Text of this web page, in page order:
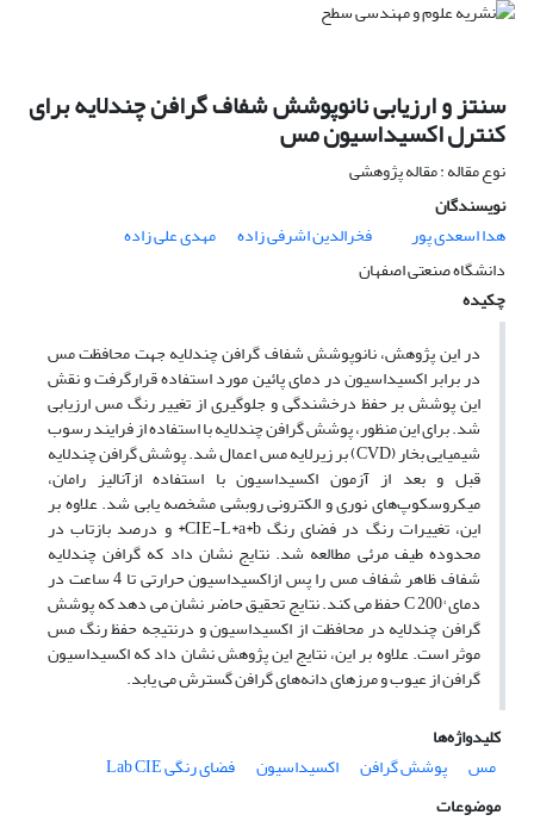
سنتز و ارزیابی نانوپوشش شفاف گرافن چندلایه برای
کنترل اکسیداسیون مس
نوع مقاله : مقاله پژوهشی
نویسندگان
هدا اسعدی پور
فخرالدین اشرفی زاده
مهدی علی زاده
دانشگاه صنعتی اصفهان
چکیده
در این پژوهش، نانوپوشش شفاف گرافن چندلایه جهت محافظت مس
در برابر اکسیداسیون در دمای پائین مورد استفاده قرارگرفت و نقش
این پوشش بر حفظ درخشندگی و جلوگیری از تغییر رنگ مس ارزیابی
شد. برای این منظور، پوشش گرافن چندلایه با استفاده از فرایند رسوب
شیمیایی بخار (CVD) بر زیرلایه مس اعمال شد. پوشش گرافن چندلایه
قبل و بعد از آزمون اکسیداسیون با استفاده ازآنالیز رامان،
میکروسکوپ‌های نوری و الکترونی روبشی مشخصه یابی شد. علاوه بر
این، تغییرات رنگ در فضای رنگ CIE-L*a*b* و درصد بازتاب در
محدوده طیف مرئی مطالعه شد. نتایج نشان داد که گرافن چندلایه
شفاف ظاهر شفاف مس را پس ازاکسیداسیون حرارتی تا 4 ساعت در
دمای °C 200 حفظ می کند. نتایج تحقیق حاضر نشان می دهد که پوشش
گرافن چندلایه در محافظت از اکسیداسیون و درنتیجه حفظ رنگ مس
موثر است. علاوه بر این، نتایج این پژوهش نشان داد که اکسیداسیون
گرافن از عیوب و مرزهای دانه‌های گرافن گسترش می یابد.
کلیدواژه‌ها
مس
پوشش گرافن اکسیداسیون
فضای رنگی Lab CIE
موضوعات